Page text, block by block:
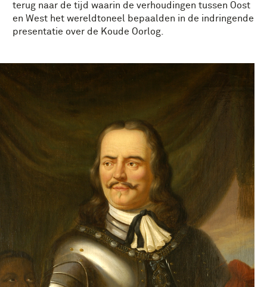
terug naar de tijd waarin de verhoudingen tussen Oost
en West het wereldtoneel bepaalden in de indringende
presentatie over de Koude Oorlog.